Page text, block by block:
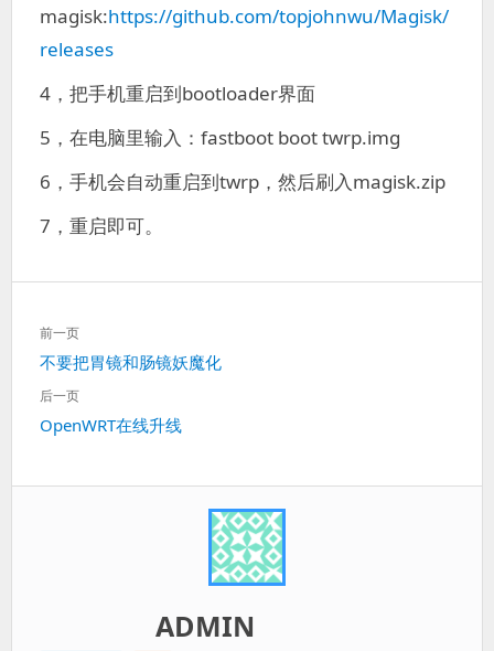
magisk:https://github.com/topjohnwu/Magisk/
releases
4，把手机重启到bootloader界面
5，在电脑里输入：fastboot boot twrp.img
6，手机会自动重启到twrp，然后刷入magisk.zip
7，重启即可。
文
章
导
航
前一页
上
一
不要把胃镜和肠镜妖魔化
后一页
下
OpenWRT在线升线
ADMIN